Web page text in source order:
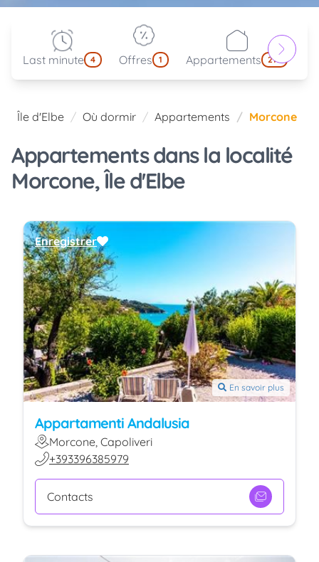
Last minute 4 Offres 1 Appartements 214
Île d'Elbe Où dormir Appartements Morcone
Appartements dans la localité
Morcone, Île d'Elbe
En savoir plus
Appartamenti Andalusia
Morcone, Capoliveri
+393396385979
Contacts
Enregistrer